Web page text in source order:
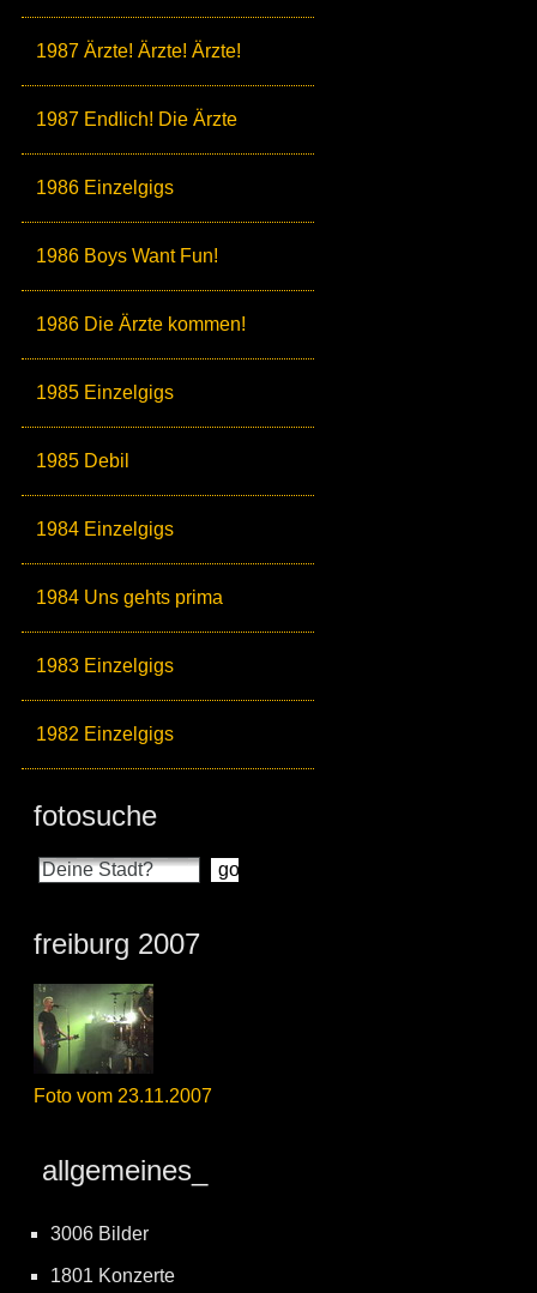
1987 Ärzte! Ärzte! Ärzte!
1987 Endlich! Die Ärzte
1986 Einzelgigs
1986 Boys Want Fun!
1986 Die Ärzte kommen!
1985 Einzelgigs
1985 Debil
1984 Einzelgigs
1984 Uns gehts prima
1983 Einzelgigs
1982 Einzelgigs
fotosuche
freiburg 2007
Foto vom 23.11.2007
allgemeines_
3006 Bilder
1801 Konzerte